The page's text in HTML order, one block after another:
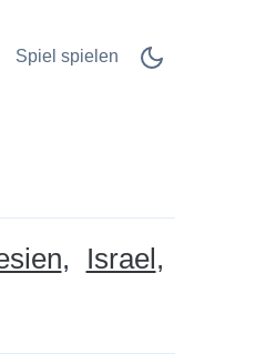
Spiel spielen
Israel